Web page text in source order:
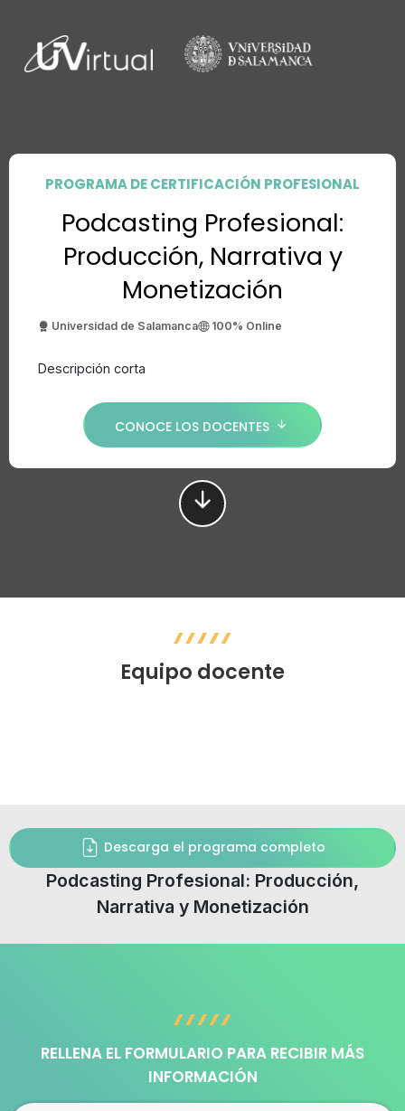
PROGRAMA DE CERTIFICACIÓN PROFESIONAL
Podcasting Profesional:
Producción, Narrativa y
Monetización
Universidad de Salamanca 100% Online
Descripción corta
CONOCE LOS DOCENTES
Equipo docente
Descarga el programa completo
Podcasting Profesional: Producción,
Narrativa y Monetización
RELLENA EL FORMULARIO PARA RECIBIR MÁS
INFORMACIÓN